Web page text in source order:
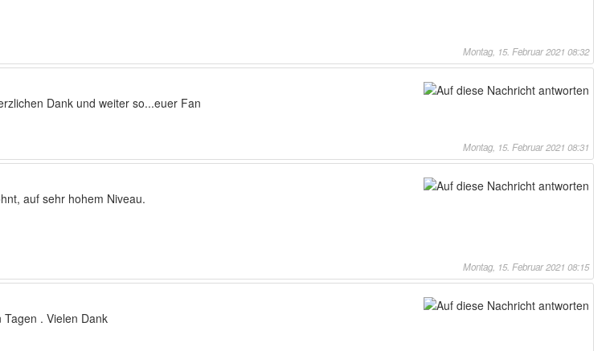
Montag, 15. Februar 2021 08:32
Dank und weiter so...euer Fan
Montag, 15. Februar 2021 08:31
auf sehr hohem Niveau.
Montag, 15. Februar 2021 08:15
. Vielen Dank